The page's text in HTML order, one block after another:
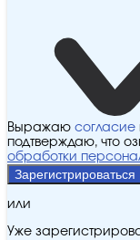
Выражаю согласие
подтверждаю, что
обработки
Зарегистрироваться
или
Уже